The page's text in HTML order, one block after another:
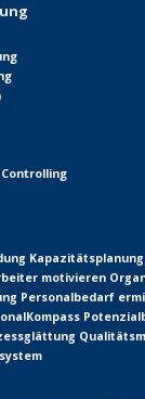
Kapazitätsplanung
motivieren
Personalbedarf